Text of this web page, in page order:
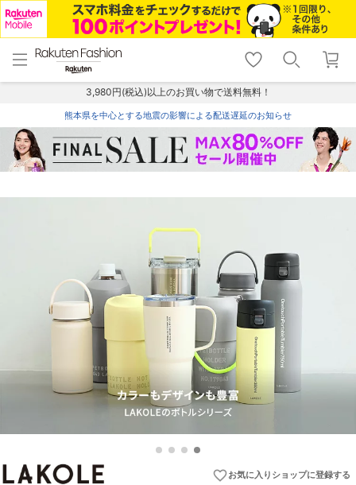
menu home
トップ
shopping_cart lock_outline
ログイン
3,980円(税込)以上のお買い物で送料無料！
熊本県を中心とする地震の影響による配送遅延のお知らせ
favorite_borderお気に入りショップに登録する